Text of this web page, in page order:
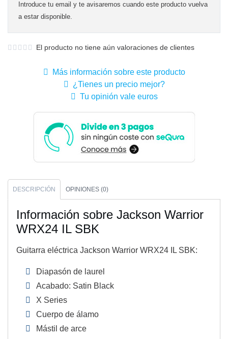
Introduce tu email y te avisaremos cuando este producto vuelva
a estar disponible.
El producto no tiene aún valoraciones de clientes
Más información sobre este producto
¿Tienes un precio mejor?
Tu opinión vale euros
DESCRIPCIÓN OPINIONES (0)
Información sobre Jackson Warrior
WRX24 IL SBK
Guitarra eléctrica Jackson Warrior WRX24 IL SBK:
Diapasón de laurel
Acabado: Satin Black
X Series
Cuerpo de álamo
Mástil de arce